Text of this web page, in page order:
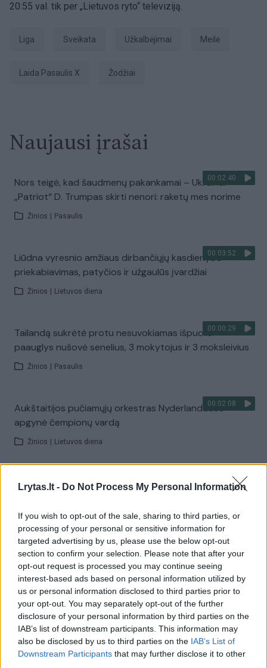
Lrytas.lt - Do Not Process My Personal Information
If you wish to opt-out of the sale, sharing to third parties, or
processing of your personal or sensitive information for
targeted advertising by us, please use the below opt-out
section to confirm your selection. Please note that after your
opt-out request is processed you may continue seeing
interest-based ads based on personal information utilized by
us or personal information disclosed to third parties prior to
your opt-out. You may separately opt-out of the further
disclosure of your personal information by third parties on the
IAB’s list of downstream participants. This information may
also be disclosed by us to third parties on the IAB’s List of
Downstream Participants that may further disclose it to other
20:55 val. tik per „Lietuvos ryto“ televiziją.
Liga Sveikata užkalbėjimai Meilė
laida Pasaulis X žodžiai
Naujausi įrašai
00:02:40
Nors teigė, kad šaudmenų pakankamai – Ukrainai
„Patriot“ D. Trumpas skirti nenori: raketų mes norime
Žinios Pasaulis
00:03:52
Liūdna vyresnio amžiaus dirbančiųjų kasdienybė –
priekabiavimas, patyčios ir užgaulūs įvardžiai
Žinios Lietuvos diena
00:00:29
Tailandą sukrėtė protu nesuvokiamas išpuolis:
paauglys nušovė senelius, 3 mokytojus ir 3 moksleivius
Žinios Pasaulis
00:02:08
Aukštaitijos pučiamųjų orkestras Nyderlanduose
apgynė čempionų vardą
Žinios Lietuvos diena
Visi įrašai
Žiūrimiausi įrašai
00:00:30
Vaizdai iš tragiškos avarijos Vilniaus r.: dviejų moterų ir
vaiko gyvybių išgelbėti nepavyko
Žinios | Lietuvos diena
00:00:57
Savaitės vidurys nusimato karštas: temperatūra kils iki